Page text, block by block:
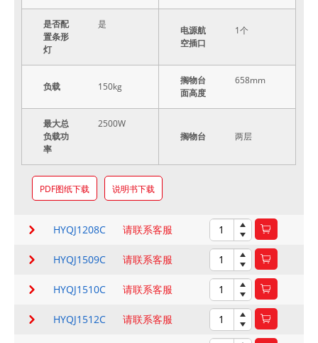
是否配
置条形
灯
是
电源航
空插口
1个
负载 150kg
搁物台
面高度
658mm
最大总
负载功
率
2500W
搁物台
两层
PDF图纸下载 说明书下载
HYQJ1208C 请联系客服
HYQJ1509C 请联系客服
HYQJ1510C 请联系客服
HYQJ1512C 请联系客服